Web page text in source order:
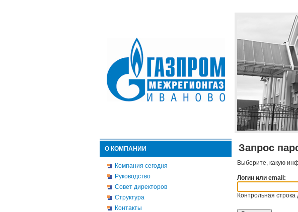
О КОМПАНИИ
Компания сегодня
Руководство
Совет директоров
Структура
Контакты
Запрос
Выберите, какую
Логин или email:
Контрольная